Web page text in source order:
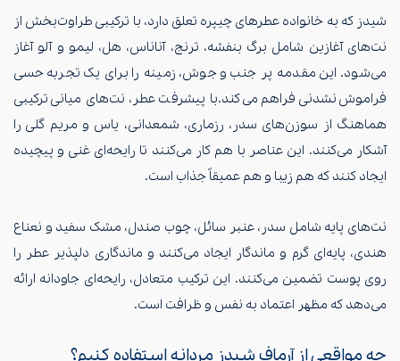
شیدز که به خانواده عطرهای چیپره تعلق دارد، با ترکیبی طراوت‌بخش از
نت‌های آغازین شامل برگ بنفشه، ترنج، آناناس، هل، لیمو و آلو آغاز
می‌شود. این مقدمه پر جنب و جوش، زمینه را برای یک تجربه حسی
فراموش‌نشدنی فراهم می‌کند.با پیشرفت عطر، نت‌های میانی ترکیبی
هماهنگ از سوزن‌های سدر، رزماری، شمعدانی، یاس و مریم گلی را
آشکار می‌کنند. این عناصر با هم کار می‌کنند تا رایحه‌ای غنی و پیچیده
ایجاد کنند که هم زیبا و هم عمیقاً جذاب است.
نت‌های پایه شامل سدر، عنبر سائل، چوب صندل، مشک سفید و نعناع
هندی، پایه‌ای گرم و ماندگار ایجاد می‌کنند و ماندگاری دلپذیر عطر را
روی پوست تضمین می‌کنند. این ترکیب متعادل، رایحه‌ای جاودانه ارائه
می‌دهد که مظهر اعتماد به نفس و ظرافت است.
چه مواقعی از آرماف شیدز مردانه استفاده کنیم؟